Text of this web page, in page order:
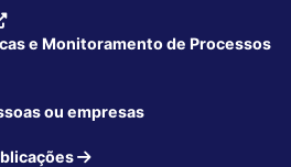
e Monitoramento de Processos
ou empresas